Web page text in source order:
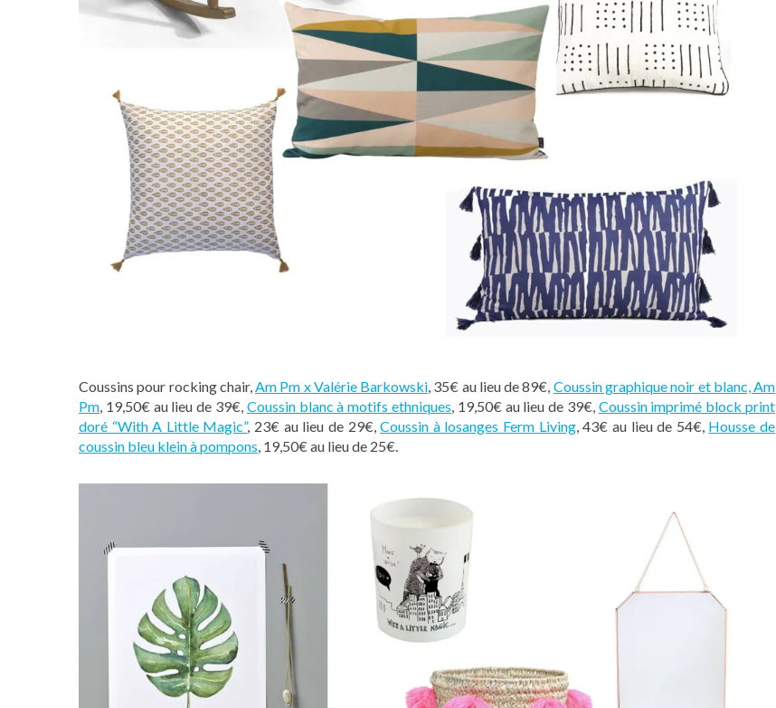
Coussins pour rocking chair,Am Pm x Valérie Barkowski, 35€ au lieu de 89€, Coussin graphique noir et blanc, Am
Pm, 19,50€ au lieu de 39€, Coussin blanc à motifs ethniques, 19,50€ au lieu de 39€, Coussin imprimé block print
doré “With A Little Magic”, 23€ au lieu de 29€,Coussin à losanges Ferm Living, 43€ au lieu de 54€, Housse de
coussin bleu klein à pompons, 19,50€ au lieu de 25€.